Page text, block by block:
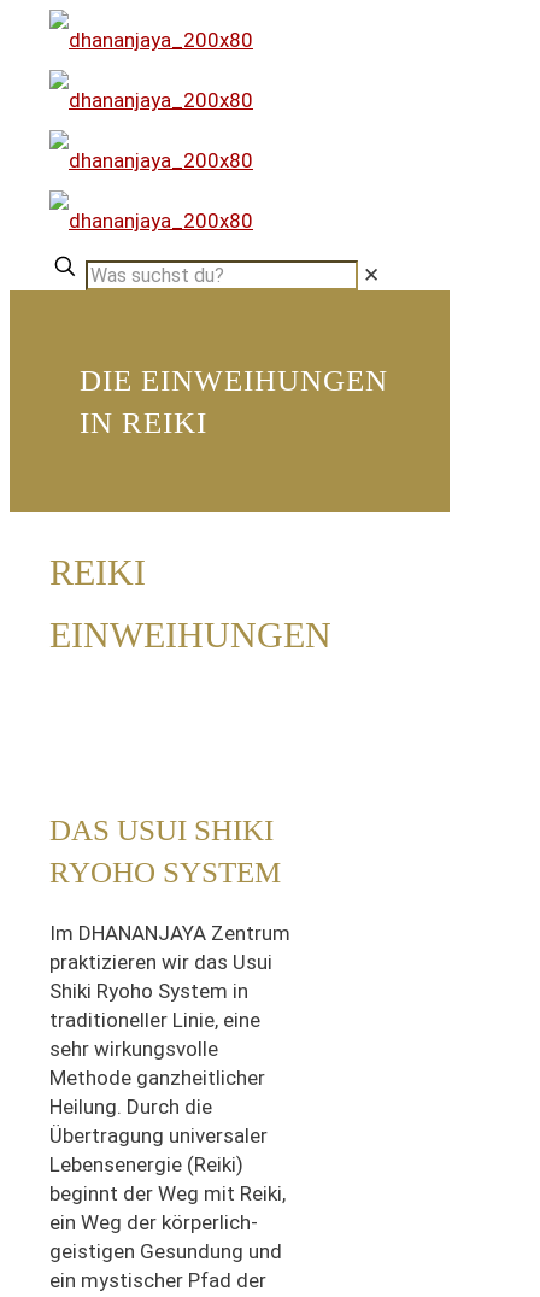
✕
DIE EINWEIHUNGEN
IN REIKI
REIKI
EINWEIHUNGEN
DAS USUI SHIKI
RYOHO SYSTEM
Im DHANANJAYA Zentrum
praktizieren wir das Usui
Shiki Ryoho System in
traditioneller Linie, eine
sehr wirkungsvolle
Methode ganzheitlicher
Heilung. Durch die
Übertragung universaler
Lebensenergie (Reiki)
beginnt der Weg mit Reiki,
ein Weg der körperlich-
geistigen Gesundung und
ein mystischer Pfad der